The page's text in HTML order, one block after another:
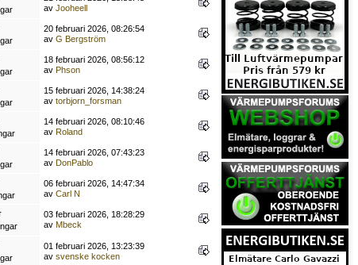
av Jooheell
20 februari 2026, 08:26:54
av G Bergström
18 februari 2026, 08:56:12
av Phson
15 februari 2026, 14:38:24
av torbjorn_forsman
14 februari 2026, 08:10:46
av Roland
14 februari 2026, 07:43:23
av DonPablo
06 februari 2026, 14:47:34
av Carl N
03 februari 2026, 18:28:29
av Mbeck
01 februari 2026, 13:23:39
av svenske kocken